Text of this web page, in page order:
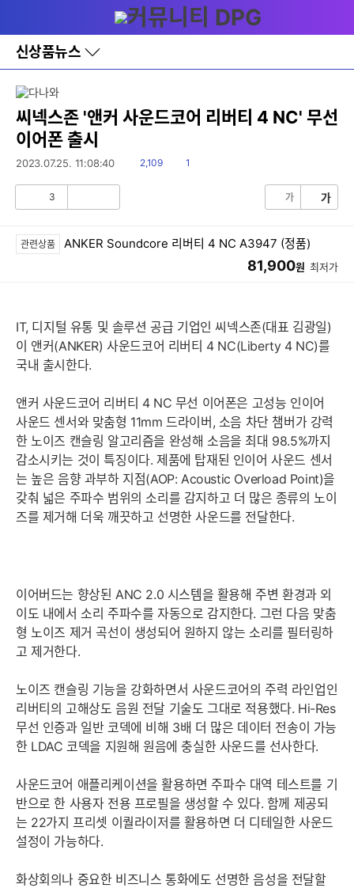
와
홈
신상품뉴스
바
로
레
이
어
창
토
씨넥스존 '앤커 사운드코어 리버티 4 NC' 무선
이어폰 출시
2023.07.25. 11:08:40
읽
2,109
댓1
3 가 가
관련상품 ANKER Soundcore 리버티 4 NC A3947 (정품)
81,900원 최저가
IT, 디지털 유통 및 솔루션 공급 기업인 씨넥스존(대표 김광일)
이 앤커(ANKER) 사운드코어 리버티 4 NC(Liberty 4 NC)를
국내 출시한다.
앤커 사운드코어 리버티 4 NC 무선 이어폰은 고성능 인이어
사운드 센서와 맞춤형 11mm 드라이버, 소음 차단 챔버가 강력
한 노이즈 캔슬링 알고리즘을 완성해 소음을 최대 98.5%까지
감소시키는 것이 특징이다. 제품에 탑재된 인이어 사운드 센서
는 높은 음향 과부하 지점(AOP: Acoustic Overload Point)을
갖춰 넓은 주파수 범위의 소리를 감지하고 더 많은 종류의 노이
즈를 제거해 더욱 깨끗하고 선명한 사운드를 전달한다.
이어버드는 향상된 ANC 2.0 시스템을 활용해 주변 환경과 외
이도 내에서 소리 주파수를 자동으로 감지한다. 그런 다음 맞춤
형 노이즈 제거 곡선이 생성되어 원하지 않는 소리를 필터링하
고 제거한다.
노이즈 캔슬링 기능을 강화하면서 사운드코어의 주력 라인업인
리버티의 고해상도 음원 전달 기술도 그대로 적용했다. Hi-Res
무선 인증과 일반 코덱에 비해 3배 더 많은 데이터 전송이 가능
한 LDAC 코덱을 지원해 원음에 충실한 사운드를 선사한다.
사운드코어 애플리케이션을 활용하면 주파수 대역 테스트를 기
반으로 한 사용자 전용 프로필을 생성할 수 있다. 함께 제공되
는 22가지 프리셋 이퀄라이저를 활용하면 더 디테일한 사운드
설정이 가능하다.
화상회의나 중요한 비즈니스 통화에도 선명한 음성을 전달할